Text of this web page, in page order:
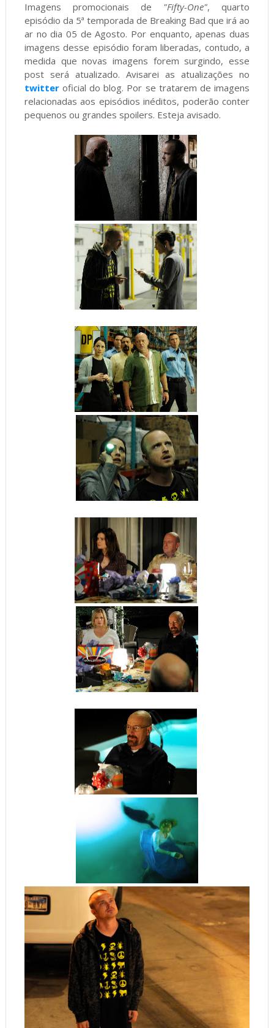
Imagens promocionais de "Fifty-One", quarto
episódio da 5ª temporada de Breaking Bad que irá ao
ar no dia 05 de Agosto. Por enquanto, apenas duas
imagens desse episódio foram liberadas, contudo, a
medida que novas imagens forem surgindo, esse
post será atualizado. Avisarei as atualizações no
twitteroficial do blog. Por se tratarem de imagens
relacionadas aos episódios inéditos, poderão conter
pequenos ou grandes spoilers. Esteja avisado.